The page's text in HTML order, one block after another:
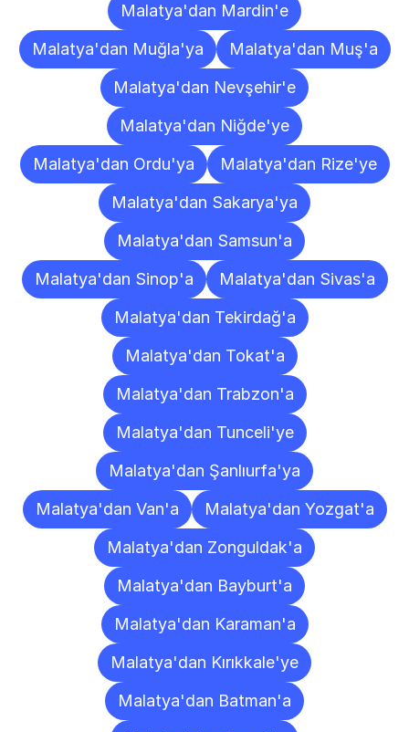
Malatya'dan Mardin'e
Malatya'dan Muğla'ya
Malatya'dan Muş'a
Malatya'dan Nevşehir'e
Malatya'dan Niğde'ye
Malatya'dan Ordu'ya
Malatya'dan Rize'ye
Malatya'dan Sakarya'ya
Malatya'dan Samsun'a
Malatya'dan Sinop'a
Malatya'dan Sivas'a
Malatya'dan Tekirdağ'a
Malatya'dan Tokat'a
Malatya'dan Trabzon'a
Malatya'dan Tunceli'ye
Malatya'dan Şanlıurfa'ya
Malatya'dan Van'a
Malatya'dan Yozgat'a
Malatya'dan Zonguldak'a
Malatya'dan Bayburt'a
Malatya'dan Karaman'a
Malatya'dan Kırıkkale'ye
Malatya'dan Batman'a